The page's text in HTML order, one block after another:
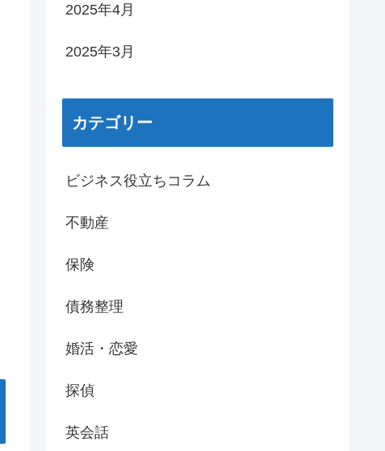
2025年4月
2025年3月
カテゴリー
ビジネス役立ちコラム
不動産
保険
債務整理
婚活・恋愛
探偵
英会話